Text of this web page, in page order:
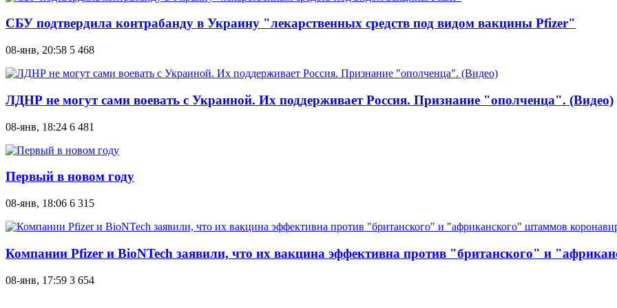
СБУ подтвердила контрабанду в Украину "лекарственных средств под видом вакцины Pfizer"
08-янв, 20:58 5 468
ЛДНР не могут сами воевать с Украиной. Их поддерживает Россия. Признание "ополченца". (Видео)
08-янв, 18:24 6 481
Первый в новом году
08-янв, 18:06 6 315
Компании Pfizer и BioNTech заявили, что их вакцина эффективна против "британского" и
08-янв, 17:59 3 654